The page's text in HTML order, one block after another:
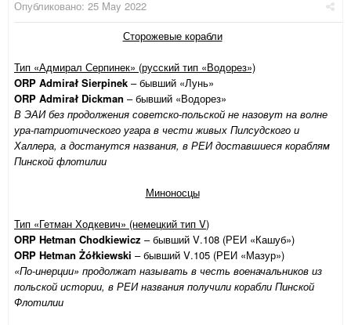
Опубликовано: 25 May 2022
Сторожевые корабли
Тип «Адмирал Серпинек» (русский тип «Водорез»)
ORP Admirał Sierpinek – бывший «Лунь»
ORP Admirał Dickman – бывший «Водорез»
В ЭАИ без продолжения советско-польской не назовут на волне
ура-патриотического угара в чести живых Пилсудского и
Халлера, а достанутся названия, в РЕИ доставшиеся кораблям
Пинской флотилии
Миноносцы
Тип «Гетман Ходкевич» (немецкий тип V)
ORP Hetman Chodkiewicz – бывший V.108 (РЕИ «Кашуб»)
ORP Hetman Żółkiewski – бывший V.105 (РЕИ «Мазур»)
«По-инерции» продолжат называть в честь военачальников из
польской истории, в РЕИ названия получили корабли Пинской
Флотилии